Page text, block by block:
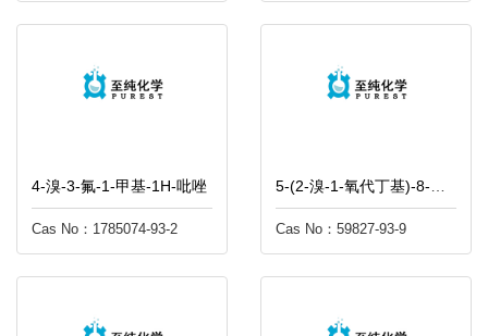
4-溴-3-氟-1-甲基-1H-吡唑
Cas No：1785074-93-2
5-(2-溴-1-氧代丁基)-8-羟基-2(1H)-喹啉酮
Cas No：59827-93-9